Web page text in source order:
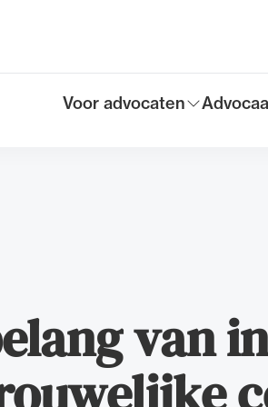
Toon submenu voor
Voor advocaten
Toon
van